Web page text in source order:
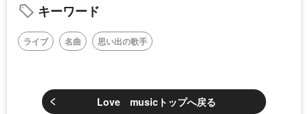
キーワード
ライブ 名曲 思い出の歌手
Love musicトップへ戻る